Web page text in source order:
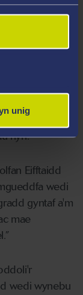
unig
y Ganolfan
bydd y rhain
benodol,
hyn.
Eifftaidd
wedi
gyntaf a'm
mae
wedi wynebu